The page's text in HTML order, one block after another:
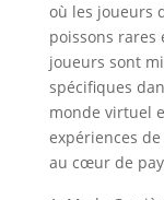
où les joueurs
poissons rares
joueurs sont
spécifiques
monde virtuel
expériences
au cœur de